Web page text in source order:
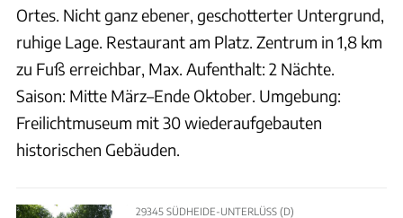
Ortes. Nicht ganz ebener, geschotterter Untergrund,
ruhige Lage. Restaurant am Platz. Zentrum in 1,8 km
zu Fuß erreichbar, Max. Aufenthalt: 2 Nächte.
Saison: Mitte März–Ende Oktober. Umgebung:
Freilichtmuseum mit 30 wiederaufgebauten
historischen Gebäuden.
29345 SÜDHEIDE-UNTERLÜSS (D)